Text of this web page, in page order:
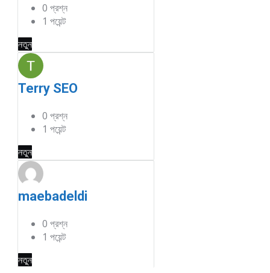
0 প্রশ্ন
1 পয়েন্ট
নতুন
Terry SEO
0 প্রশ্ন
1 পয়েন্ট
নতুন
maebadeldi
0 প্রশ্ন
1 পয়েন্ট
নতুন